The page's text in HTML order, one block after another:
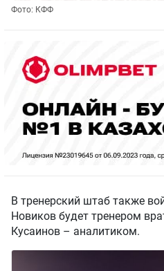
Фото: КФФ
В тренерский штаб также
Новиков будет тренером
Кусаинов – аналитиком.